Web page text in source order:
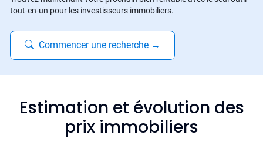
tout-en-un pour les investisseurs immobiliers.
Commencer une recherche →
Estimation et évolution des
prix immobiliers